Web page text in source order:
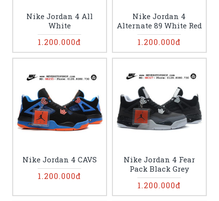
Nike Jordan 4 All
White
1.200.000đ
Nike Jordan 4
Alternate 89 White Red
1.200.000đ
Nike Jordan 4 CAVS
1.200.000đ
Nike Jordan 4 Fear
Pack Black Grey
1.200.000đ